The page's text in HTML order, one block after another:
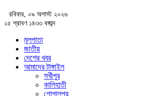
রবিবার, ০৯ অগাস্ট ২০২৬
২৫ শ্রাবণ ১৪৩৩ বঙ্গাব্দ
মূলপাতা
জাতীয়
দেশের খবর
আমাদের টাঙ্গাইল
সখীপুর
কালিহাতী
গোপালপুর